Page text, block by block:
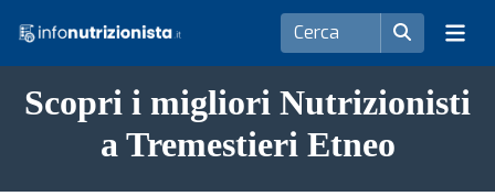
Scopri i migliori Nutrizionisti
a Tremestieri Etneo